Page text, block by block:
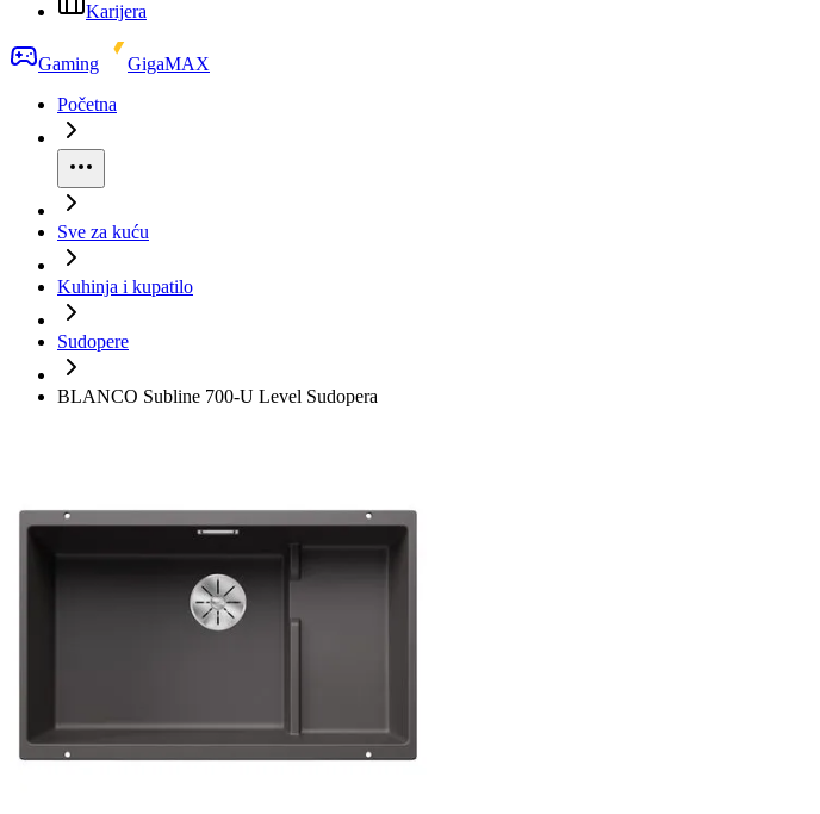
Karijera
Gaming
GigaMAX
Početna
Sve za kuću
Kuhinja i kupatilo
Sudopere
BLANCO Subline 700-U Level Sudopera